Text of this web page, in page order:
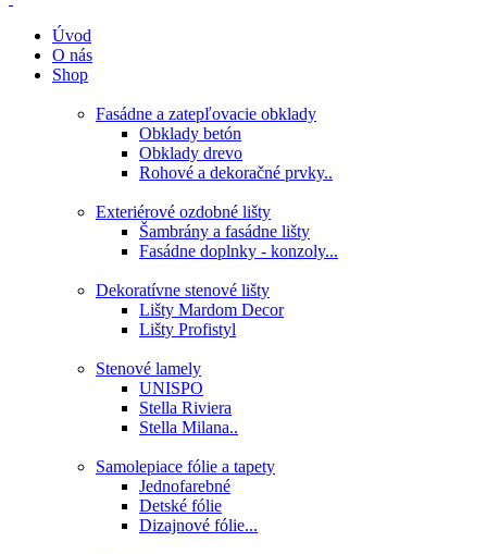
Úvod
O nás
Shop
Fasádne a zatepľovacie obklady
Obklady betón
Obklady drevo
Rohové a dekoračné prvky..
Exteriérové ozdobné lišty
Šambrány a fasádne lišty
Fasádne doplnky - konzoly...
Dekoratívne stenové lišty
Lišty Mardom Decor
Lišty Profistyl
Stenové lamely
UNISPO
Stella Riviera
Stella Milana..
Samolepiace fólie a tapety
Jednofarebné
Detské fólie
Dizajnové fólie...